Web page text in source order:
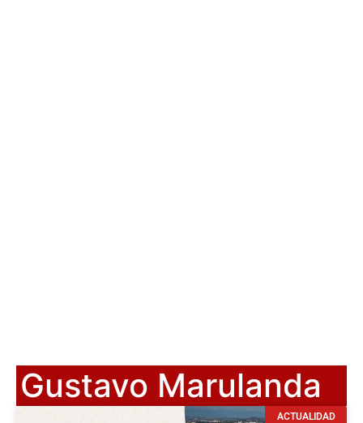
Gustavo Marulanda
ACTUALIDAD